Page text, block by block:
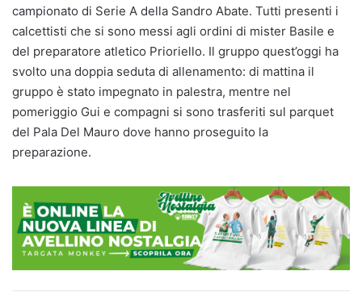
campionato di Serie A della Sandro Abate. Tutti presenti i
calcettisti che si sono messi agli ordini di mister Basile e
del preparatore atletico Prioriello. Il gruppo quest’oggi ha
svolto una doppia seduta di allenamento: di mattina il
gruppo è stato impegnato in palestra, mentre nel
pomeriggio Gui e compagni si sono trasferiti sul parquet
del Pala Del Mauro dove hanno proseguito la
preparazione.